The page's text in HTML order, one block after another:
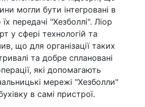
могли бути інтегровані в
передачі "Хезболлі". Ліор
у сфері технологій та
що для організації таких
та добре сплановані
які допомагають
мережі "Хезболли"
в самі пристрої.